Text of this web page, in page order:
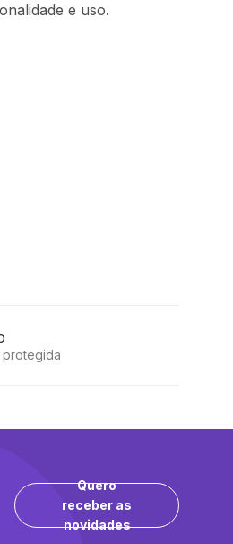
e uso.
protegida
Quero
receber as
novidades